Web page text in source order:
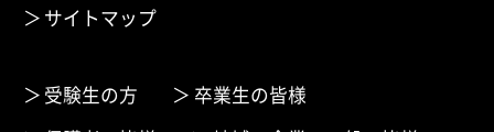
サイトマップ
受験生の方
卒業生の皆様